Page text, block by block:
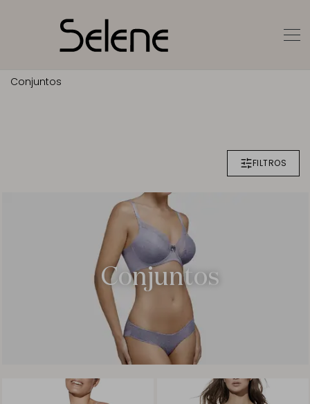
Conjuntos
FILTROS
Conjuntos